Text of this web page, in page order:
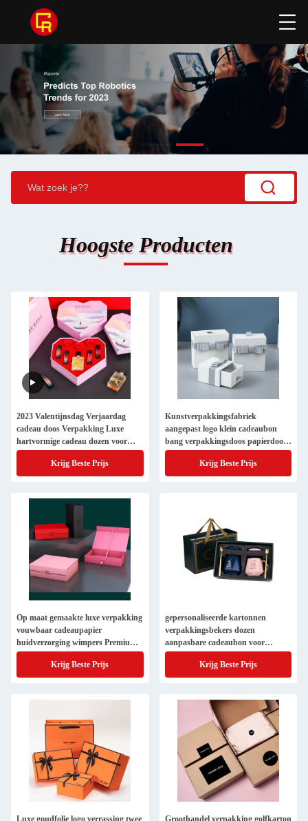
Hoogste Producten
2023 Valentijnsdag Verjaardag
cadeau doos Verpakking Luxe
hartvormige cadeau dozen voor
Valentijnsdag cadeau set
VerpakkingKrijg Beste Prijs
Kunstverpakkingsfabriek
aangepast logo klein cadeaubon
bang verpakkingsdoos papierdoos
roken accessoires kartonnen dozen
Krijg Beste Prijs
Op maat gemaakte luxe verpakking
vouwbaar cadeaupapier
huidverzorging wimpers Premium
doos verpakking met magnetische
flap lint sluitingKrijg Beste Prijs
gepersonaliseerde kartonnen
verpakkingsbekers dozen
aanpasbare cadeaubon voor
keramisch glas koffiebeker
verpakkingsdozenKrijg Beste Prijs
Luxe goudfolie logo verrassing twee
Groothandel verpakking golfkarton